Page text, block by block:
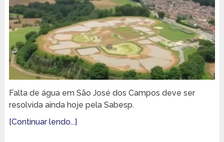
Falta de água em São José dos Campos deve ser
resolvida ainda hoje pela Sabesp.
[Continuar lendo...]